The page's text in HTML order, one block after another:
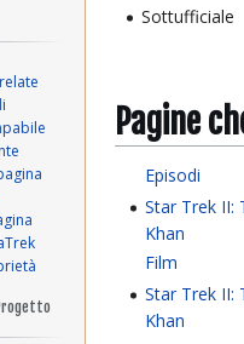
Sottufficiale
Pagine
Episodi
Star Trek II:
Khan
Film
Star Trek II:
Khan